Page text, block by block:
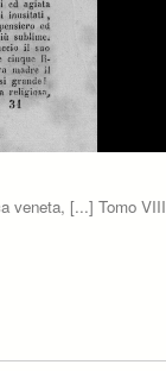
veneta, [...] Tomo VIII